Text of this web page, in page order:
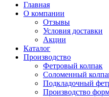
Главная
О компании
Отзывы
Условия доставки
Акции
Каталог
Производство
Фетровый колпак
Соломенный
Подкладочный
Производство